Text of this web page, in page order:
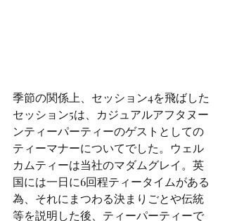
季節の関係上、セッション4を飛ばした
セッション5は、カジュアルアフタヌー
ンティーパーティーのゲストとしての
ティーマナーについてでした。ウェル
カムティーは当社のマダムグレイ。英
国には一日に6回程ティータイムがある
為、それにまつわる決まりごとや伝統
等を説明した後、ティーパーティーで